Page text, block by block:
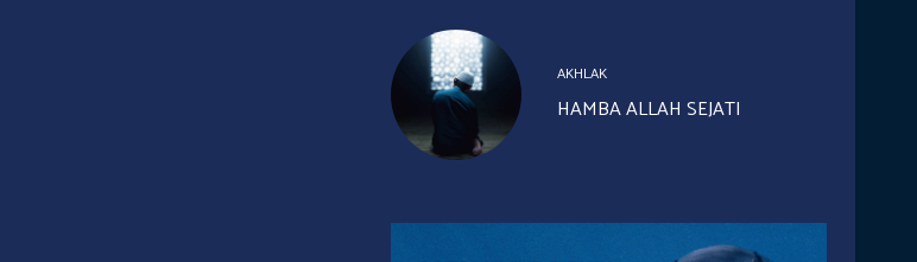
AKHLAK
HAMBA ALLAH SEJATI